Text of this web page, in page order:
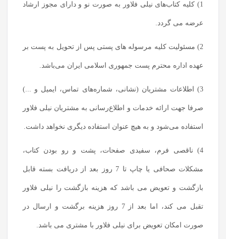
1) کلیه کتاب‌های نیلی فلاور به‌ صورت نو و دارای مجوز ارشاد
عرضه می گردد.
2) مسئولیت کلیه مرسوله های پستی پس از تحویل به پست بر
عهده اداره محترم پست جمهوری اسلامی ایران می‌باشد.
3) اطلاعات مشتریان (نشانی، شماره‌های تماس، ایمیل و ...)
صرفا جهت ارائه خدمات و اطلاع‌رسانی به مشتریان نیلی فلاور
استفاده می‌شود و به هیچ عنوان استفاده دیگری نخواهد داشت.
4) ناقصی فرم، سفیدی صفحات، پشت و رو بودن کتاب،
مشکلات صحافی یا چاپ تا 7 روز بعد از دریافت بسته قابل
بازگشت و تعویض می باشد که هزینه بازگشت را نیلی فلاور
تقبل می کند، اما بعد از 7 روز هزینه برگشت و ارسال در
صورت امکان تعویض برای نیلی فلاور با مشتری می باشد.